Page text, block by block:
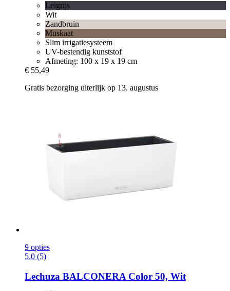
Leigrijs
Wit
Zandbruin
Muskaat
Slim irrigatiesysteem
UV-bestendig kunststof
Afmeting: 100 x 19 x 19 cm
€ 55,49
Gratis bezorging uiterlijk op 13. augustus
9 opties
5.0 (5)
Lechuza BALCONERA Color 50, Wit